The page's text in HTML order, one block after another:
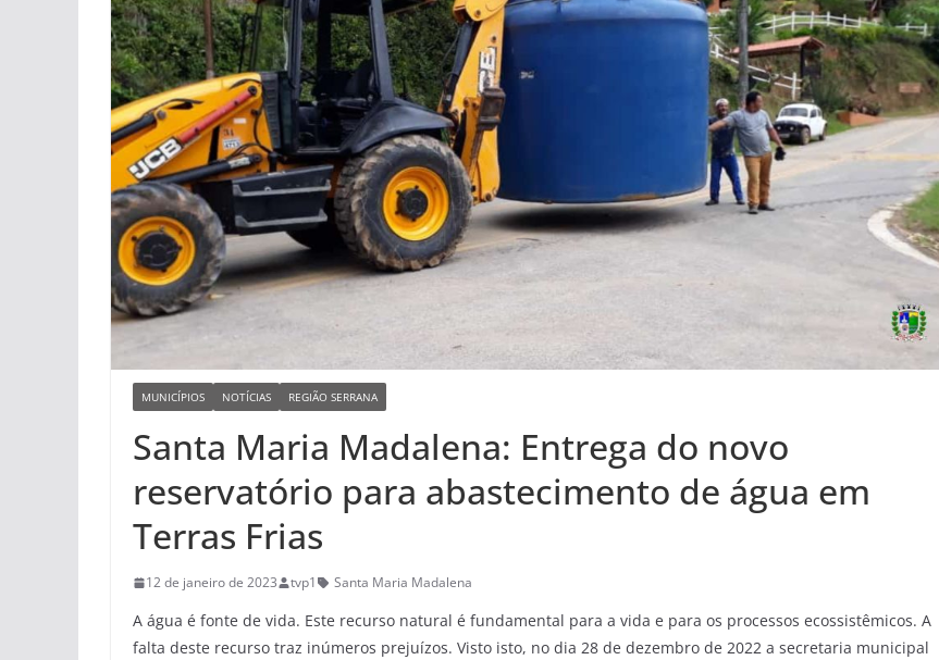
MUNICÍPIOS NOTÍCIAS REGIÃO SERRANA
Santa Maria Madalena: Entrega do novo
reservatório para abastecimento de água em
Terras Frias
12 de janeiro de 2023 tvp1 Santa Maria Madalena
A água é fonte de vida. Este recurso natural é fundamental para a vida e para os processos ecossistêmicos. A
falta deste recurso traz inúmeros prejuízos. Visto isto, no dia 28 de dezembro de 2022 a secretaria municipal